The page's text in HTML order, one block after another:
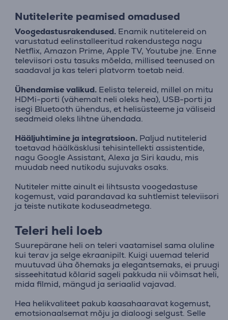
Nutitelerite peamised omadused
Voogedastusrakendused.Enamik nutitelereid on
varustatud eelinstalleeritud rakendustega nagu
Netflix, Amazon Prime, Apple TV, Youtube jne. Enne
televiisori ostu tasuks mõelda, millised teenused on
saadaval ja kas teleri platvorm toetab neid.
Ühendamise valikud.Eelista telereid, millel on mitu
HDMi-porti (vähemalt neli oleks hea), USB-porti ja
isegi Bluetooth ühendus, et helisüsteeme ja väliseid
seadmeid oleks lihtne ühendada.
Hääljuhtimine ja integratsioon.Paljud nutitelerid
toetavad häälkäsklusi tehisintellekti assistentide,
nagu Google Assistant, Alexa ja Siri kaudu, mis
muudab need nutikodu sujuvaks osaks.
Nutiteler mitte ainult ei lihtsusta voogedastuse
kogemust, vaid parandavad ka suhtlemist televiisori
ja teiste nutikate koduseadmetega.
Teleri heli loeb
Suurepärane heli on teleri vaatamisel sama oluline
kui terav ja selge ekraanipilt. Kuigi uuemad telerid
muutuvad üha õhemaks ja elegantsemaks, ei pruugi
sisseehitatud kõlarid sageli pakkuda nii võimsat heli,
mida filmid, mängud ja seriaalid vajavad.
Hea helikvaliteet pakub kaasahaaravat kogemust,
emotsionaalsemat mõju ja dialoogi selgust. Selle